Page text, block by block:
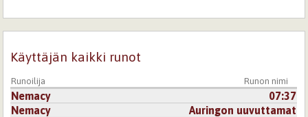
Käyttäjän kaikki runot
Runoilija Runon nimi
Nemacy
07:37
Nemacy
Auringon uuvuttamat